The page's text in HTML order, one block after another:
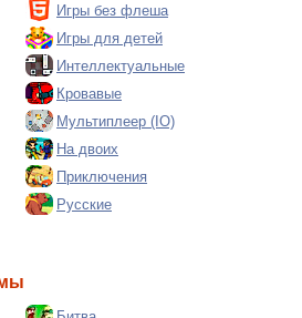
Игры без флеша
Игры для детей
Интеллектуальные
Кровавые
Мультиплеер (IO)
На двоих
Приключения
Русские